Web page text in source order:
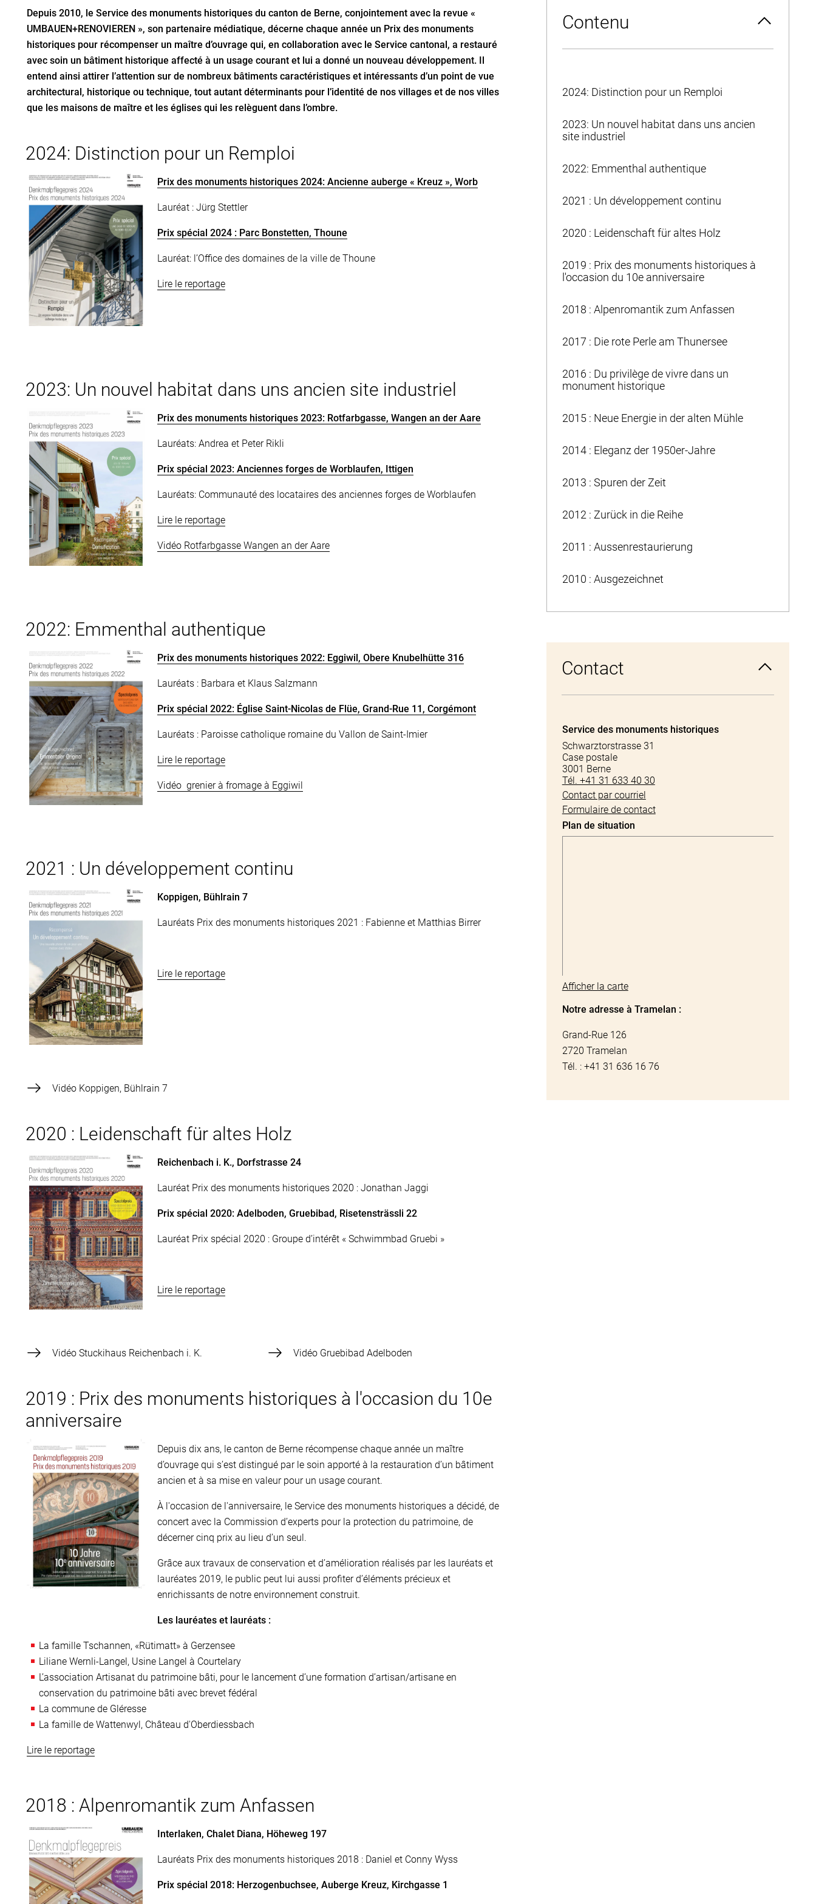
Contenu
2024: Distinction pour un Remploi
2023: Un nouvel habitat dans uns ancien
site industriel
2022: Emmenthal authentique
2021 : Un développement continu
2020 : Leidenschaft für altes Holz
2019 : Prix des monuments historiques à
l'occasion du 10e anniversaire
2018 : Alpenromantik zum Anfassen
2017 : Die rote Perle am Thunersee
2016 : Du privilège de vivre dans un
monument historique
2015 : Neue Energie in der alten Mühle
2014 : Eleganz der 1950er-Jahre
2013 : Spuren der Zeit
2012 : Zurück in die Reihe
2011 : Aussenrestaurierung
2010 : Ausgezeichnet
Contact
Service des monuments historiques
Schwarztorstrasse 31
Case postale
3001 Berne
Tél. +41 31 633 40 30
Contact par courriel
Formulaire de contact
Plan de situation
Afficher la carte
Notre adresse à Tramelan :
Grand-Rue 126
2720 Tramelan
Tél. : +41 31 636 16 76
Depuis 2010, le Service des monuments historiques du canton de Berne, conjointement avec la revue «
UMBAUEN+RENOVIEREN », son partenaire médiatique, décerne chaque année un Prix des monuments
historiques pour récompenser un maître d’ouvrage qui, en collaboration avec le Service cantonal, a restauré
avec soin un bâtiment historique affecté à un usage courant et lui a donné un nouveau développement. Il
entend ainsi attirer l’attention sur de nombreux bâtiments caractéristiques et intéressants d’un point de vue
architectural, historique ou technique, tout autant déterminants pour l’identité de nos villages et de nos villes
que les maisons de maître et les églises qui les relèguent dans l’ombre.
2024: Distinction pour un Remploi
Prix des monuments historiques 2024: Ancienne auberge « Kreuz », Worb
Lauréat : Jürg Stettler
Prix spécial 2024 : Parc Bonstetten, Thoune
Lauréat: l’Office des domaines de la ville de Thoune
Lire le reportage
2023: Un nouvel habitat dans uns ancien site industriel
Prix des monuments historiques 2023: Rotfarbgasse, Wangen an der Aare
Lauréats: Andrea et Peter Rikli
Prix spécial 2023: Anciennes forges de Worblaufen, Ittigen
Lauréats: Communauté des locataires des anciennes forges de Worblaufen
Lire le reportage
Vidéo Rotfarbgasse Wangen an der Aare
2022: Emmenthal authentique
Prix des monuments historiques 2022: Eggiwil, Obere Knubelhütte 316
Lauréats : Barbara et Klaus Salzmann
Prix spécial 2022: Église Saint-Nicolas de Flüe, Grand-Rue 11, Corgémont
Lauréats : Paroisse catholique romaine du Vallon de Saint-Imier
Lire le reportage
Vidéo grenier à fromage à Eggiwil
2021 : Un développement continu
Koppigen, Bühlrain 7
Lauréats Prix des monuments historiques 2021 : Fabienne et Matthias Birrer
Lire le reportage
Vidéo Koppigen, Bühlrain 7
2020 : Leidenschaft für altes Holz
Reichenbach i. K., Dorfstrasse 24
Lauréat Prix des monuments historiques 2020 : Jonathan Jaggi
Prix spécial 2020: Adelboden, Gruebibad, Risetensträssli 22
Lauréat Prix spécial 2020 : Groupe d’intérêt « Schwimmbad Gruebi »
Lire le reportage
Vidéo Stuckihaus Reichenbach i. K. Vidéo Gruebibad Adelboden
2019 : Prix des monuments historiques à l'occasion du 10e
anniversaire
Depuis dix ans, le canton de Berne récompense chaque année un maître
d’ouvrage qui s’est distingué par le soin apporté à la restauration d’un bâtiment
ancien et à sa mise en valeur pour un usage courant.
À l'occasion de l'anniversaire, le Service des monuments historiques a décidé, de
concert avec la Commission d’experts pour la protection du patrimoine, de
décerner cinq prix au lieu d’un seul.
Grâce aux travaux de conservation et d’amélioration réalisés par les lauréats et
lauréates 2019, le public peut lui aussi profiter d’éléments précieux et
enrichissants de notre environnement construit.
Les lauréates et lauréats :
La famille Tschannen, «Rütimatt» à Gerzensee
Liliane Wernli-Langel, Usine Langel à Courtelary
L’association Artisanat du patrimoine bâti, pour le lancement d’une formation d’artisan/artisane en
conservation du patrimoine bâti avec brevet fédéral
La commune de Gléresse
La famille de Wattenwyl, Château d'Oberdiessbach
Lire le reportage
2018 : Alpenromantik zum Anfassen
Interlaken, Chalet Diana, Höheweg 197
Lauréats Prix des monuments historiques 2018 : Daniel et Conny Wyss
Prix spécial 2018: Herzogenbuchsee, Auberge Kreuz, Kirchgasse 1